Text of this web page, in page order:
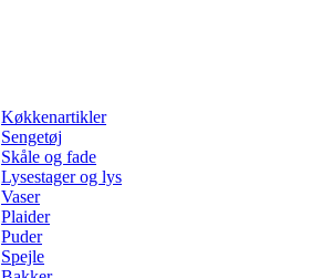
Køkkenartikler
Sengetøj
Skåle og fade
Lysestager og lys
Vaser
Plaider
Puder
Spejle